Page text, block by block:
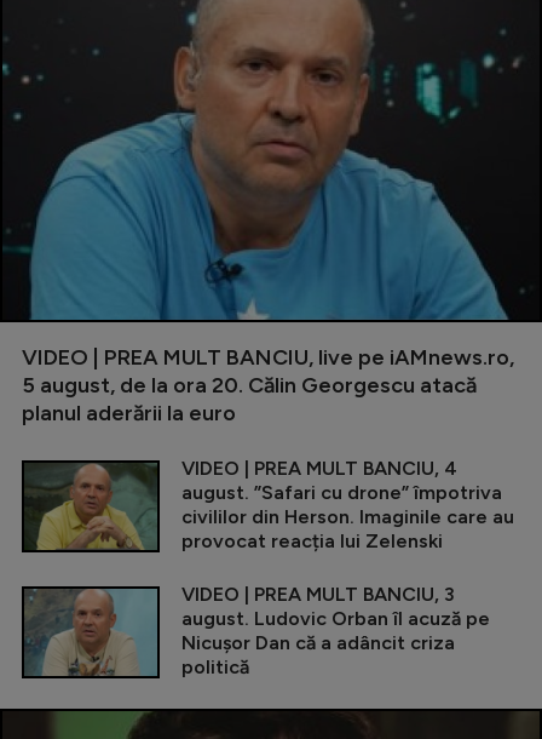
VIDEO | PREA MULT BANCIU, live pe iAMnews.ro,
5 august, de la ora 20. Călin Georgescu atacă
planul aderării la euro
VIDEO | PREA MULT BANCIU, 4
august. ”Safari cu drone” împotriva
civililor din Herson. Imaginile care au
provocat reacția lui Zelenski
VIDEO | PREA MULT BANCIU, 3
august. Ludovic Orban îl acuză pe
Nicușor Dan că a adâncit criza
politică